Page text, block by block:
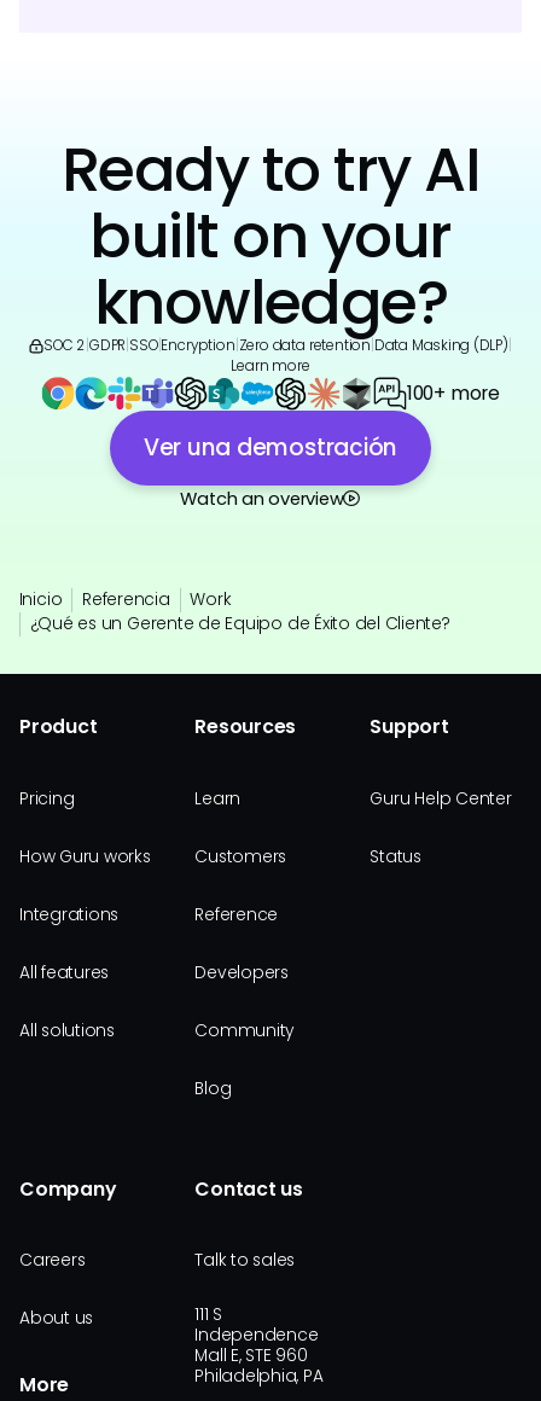
Ready to try AI
built on your
knowledge?
SOC 2 GDPR SSO|Encryption Zero data retention Data Masking (DLP)
Learn more
100+ more
Ver una demostración
Watch an overview
Inicio Referencia
Work
¿Qué es un Gerente de Equipo de Éxito del Cliente?
Product
Pricing
How Guru works
Integrations
All features
All solutions
Resources
Learn
Customers
Reference
Developers
Community
Blog
Support
Guru Help Center
Status
Company
Careers
About us
More
Contact us
Talk to sales
111 S
Independence
Mall E, STE 960
Philadelphia, PA